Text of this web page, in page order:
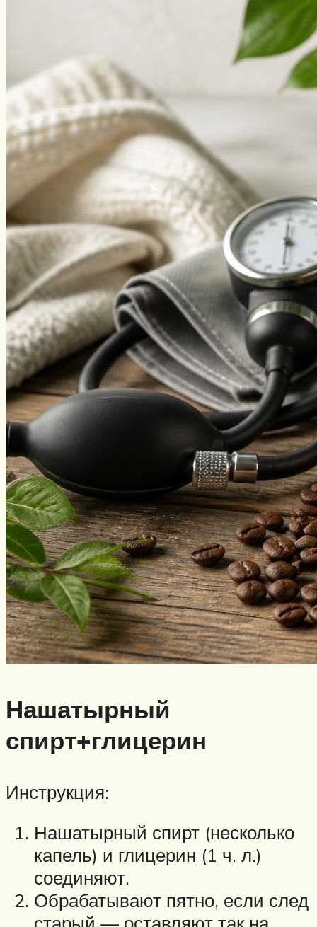
Нашатырный
спирт+глицерин
Инструкция:
Нашатырный спирт (несколько
капель) и глицерин (1 ч. л.)
соединяют.
Обрабатывают пятно, если след